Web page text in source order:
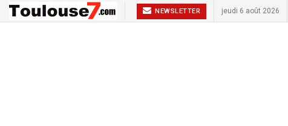
NEWSLETTER jeudi 6 août 2026